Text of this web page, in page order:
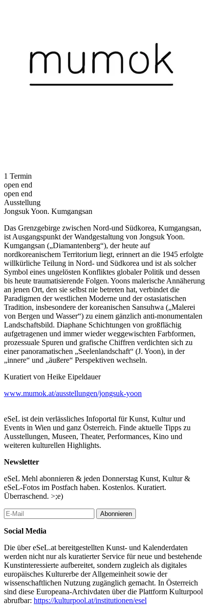
1 Termin
open end
open end
Ausstellung
Jongsuk Yoon. Kumgangsan
Das Grenzgebirge zwischen Nord-und Südkorea, Kumgangsan,
ist Ausgangspunkt der Wandgestaltung von Jongsuk Yoon.
Kumgangsan („Diamantenberg“), der heute auf
nordkoreanischem Territorium liegt, erinnert an die 1945 erfolgte
willkürliche Teilung in Nord- und Südkorea und ist als solcher
Symbol eines ungelösten Konfliktes globaler Politik und dessen
bis heute traumatisierende Folgen. Yoons malerische Annäherung
an jenen Ort, den sie selbst nie betreten hat, verbindet die
Paradigmen der westlichen Moderne und der ostasiatischen
Tradition, insbesondere der koreanischen Sansuhwa („Malerei
von Bergen und Wasser“) zu einem gänzlich anti-monumentalen
Landschaftsbild. Diaphane Schichtungen von großflächig
aufgetragenen und immer wieder weggewischten Farbformen,
prozessuale Spuren und grafische Chiffren verdichten sich zu
einer panoramatischen „Seelenlandschaft“ (J. Yoon), in der
„innere“ und „äußere“ Perspektiven wechseln.
Kuratiert von Heike Eipeldauer
www.mumok.at/ausstellungen/jongsuk-yoon
eSeL ist dein verlässliches Infoportal für Kunst, Kultur und
Events in Wien und ganz Österreich. Finde aktuelle Tipps zu
Ausstellungen, Museen, Theater, Performances, Kino und
weiteren kulturellen Highlights.
Newsletter
eSeL Mehl abonnieren & jeden Donnerstag Kunst, Kultur &
eSeL-Fotos im Postfach haben. Kostenlos. Kuratiert.
Überraschend. >;e)
Abonnieren
Social Media
Die über eSeL.at bereitgestellten Kunst- und Kalenderdaten
werden nicht nur als kuratierter Service für neue und bestehende
Kunstinteressierte aufbereitet, sondern zugleich als digitales
europäisches Kulturerbe der Allgemeinheit sowie der
wissenschaftlichen Nutzung zugänglich gemacht. In Österreich
sind diese Europeana-Archivdaten über die Plattform Kulturpool
abrufbar: https://kulturpool.at/institutionen/esel